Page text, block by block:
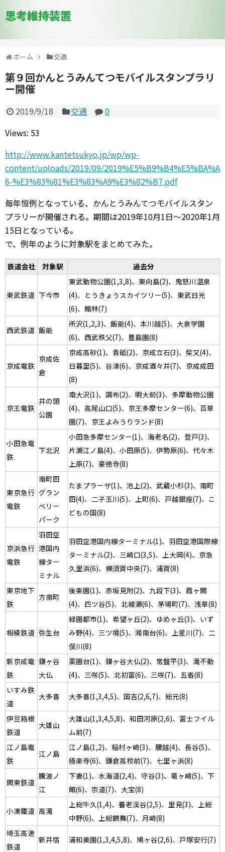
思考維持装置
ホーム 交通
第９回かんとうみんてつモバイルスタンプラリ
ー開催
2019/9/18 交通
0
Views: 53
http://www.kantetsukyo.jp/wp/wp-
content/uploads/2019/09/2019%E5%B9%B4%E5%BA%A
6-%E3%83%81%E3%83%A9%E3%82%B7.pdf
毎年恒例となっている、かんとうみんてつモバイルスタン
プラリーが開催される。期間は2019年10月1日～2020年1月
15日となっている。
で、例年のように対象駅をまとめてみた。
鉄道会社 対象駅 過去分
東武鉄道 下今市
東武動物公園(1,3,8)、東向島(2)、鬼怒川温泉
(4)、とうきょうスカイツリー(5)、東武日光
(6)、館林(7)
西武鉄道 飯能
所沢(1,2,3)、飯能(4)、本川越(5)、大泉学園
(6)、西武秩父(7)、豊島園(8)
京成電鉄
京成佐
倉
京成高砂(1)、青砥(2)、京成立石(3)、柴又(4)、
日暮里(5)、谷津(6)、京成酒々井(7)、京成成田
(8)
京王電鉄
井の頭
公園
南大沢(1)、調布(2)、明大前(3)、多摩動物公園
(4)、高尾山口(5)、京王多摩センター(6)、百草
園(7)、京王よみうりランド(8)
小田急電
鉄
下北沢
小田急多摩センター(1)、海老名(2)、登戸(3)、
片瀬江ノ島(4)、小田原(5)、伊勢原(6)、代々木
上原(7)、豪徳寺(8)
東京急行
電鉄
南町田
グラン
ベリー
パーク
たまプラーザ(1)、池上(2)、武蔵小杉(3)、南町
田(4)、二子玉川(5)、上町(6)、戸越銀座(7)、こ
どもの国(8)
京浜急行
電鉄
羽田空
港国内
線ター
ミナル
羽田空港国内線ターミナル(1)、羽田空港国際線
ターミナル(2)、三崎口(3,5)、上大岡(4)、京急
久里浜(6)、横須賀中央(7)、浦賀(8)
東京地下
鉄
方南町
後楽園(1)、赤坂見附(2)、九段下(3)、霞ヶ関
(4)、四ツ谷(5)、北綾瀬(6)、茅場町(7)、浅草(8)
相模鉄道 弥生台
緑園都市(1)、希望ヶ丘(2)、ゆめヶ丘(3)、いず
み野(4)、三ツ境(5)、湘南台(6)、上星川(7)、二
俣川(8)
新京成電
鉄
鎌ヶ谷
大仏
薬園台(1)、鎌ヶ谷大仏(2)、常盤平(3)、滝不動
(4)、三咲(5)、北初富(6)、三咲(7)、五香(8)
いすみ鉄
道
大多喜 大多喜(1,3,4,5)、国吉(2,6,7)、総元(8)
伊豆箱根
鉄道
大雄山
大雄山(1,3,4,5,8)、和田河原(2,6)、富士フイル
ム前(7)
江ノ島電
鉄
江ノ島
江ノ島(1,2)、稲村ヶ崎(3)、腰越(4)、長谷(5)、
極楽寺(6)、鎌倉高校前(7)、七里ヶ浜(8)
関東鉄道
騰波ノ
江
下妻(1)、水海道(2,4)、守谷(3)、竜ヶ崎(5)、下
館(6)、宗道(7)、大宝(8)
小湊鐵道 高滝
上総牛久(1,4)、養老渓谷(2,5)、里見(3)、上総
中野(6)、上総鶴舞(7)、月崎(8)
埼玉高速
鉄道
新井宿 浦和美園(1,3,4,5,8)、鳩ヶ谷(2,6)、戸塚安行(7)